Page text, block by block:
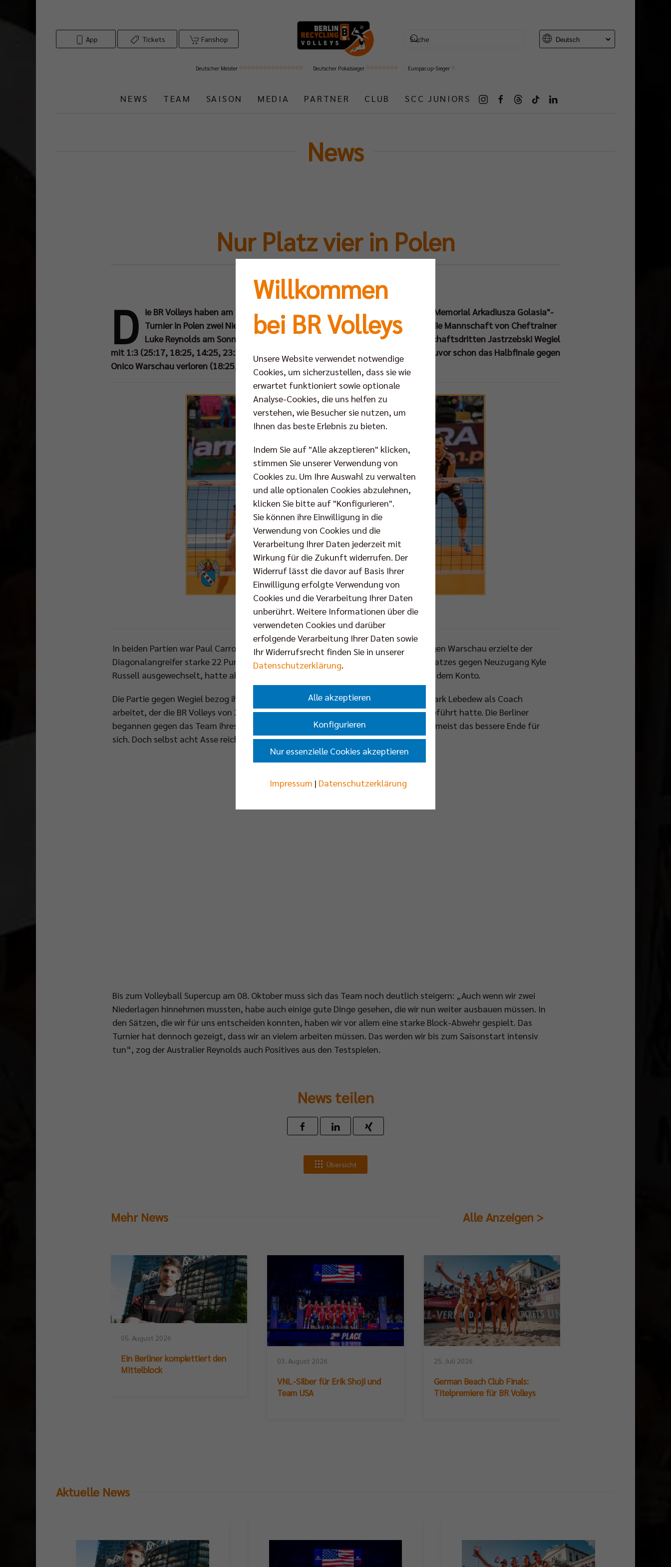
App Tickets Fanshop
Deutscher Meister Deutscher Pokalsieger Europacup-Sieger
NEWS TEAM SAISON MEDIA PARTNER CLUB SCC JUNIORS
News
Nur Platz vier in Polen
D ie BR Volleys haben am Wochenende (23. & 24. Sep) beim stark besetzten "Memorial Arkadiusza Golasia"-
Turnier in Polen zwei Niederlagen kassiert. Im Spiel um Platz drei unterlag die Mannschaft von Cheftrainer
Luke Reynolds am Sonntag in Murowana Goslina dem polnischen Meisterschaftsdritten Jastrzebski Wegiel
mit 1:3 (25:17, 18:25, 14:25, 23:25). Mit dem gleichen Ergebnis hatten die Berliner zuvor schon das Halbfinale gegen
Onico Warschau verloren (18:25, 28:30, 25:17, 19:25).
Foto: Murowana Goslina
In beiden Partien war Paul Carroll der erfolgreichste Angreifer bei den Berlinern. Gegen Warschau erzielte der
Diagonalangreifer starke 22 Punkte. Gegen Wegiel wurde er zum Ende des dritten Satzes gegen Neuzugang Kyle
Russell ausgewechselt, hatte aber bis zu diesem Zeitpunkt schon zwölf Zähler auf dem Konto.
Die Partie gegen Wegiel bezog ihren Reiz auch dadurch, dass beim Kontrahenten Mark Lebedew als Coach
arbeitet, der die BR Volleys von 2012 an dreimal nacheinander zur Meisterschaft geführt hatte. Die Berliner
begannen gegen das Team ihres Ex-Trainers stark, hatten bei langen Ballwechseln meist das bessere Ende für
sich. Doch selbst acht Asse reichten nicht für den Sieg.
Bis zum Volleyball Supercup am 08. Oktober muss sich das Team noch deutlich steigern: „Auch wenn wir zwei
Niederlagen hinnehmen mussten, habe auch einige gute Dinge gesehen, die wir nun weiter ausbauen müssen. In
den Sätzen, die wir für uns entscheiden konnten, haben wir vor allem eine starke Block-Abwehr gespielt. Das
Turnier hat dennoch gezeigt, dass wir an vielem arbeiten müssen. Das werden wir bis zum Saisonstart intensiv
tun“, zog der Australier Reynolds auch Positives aus den Testspielen.
News teilen
Übersicht
Mehr News Alle Anzeigen >
05. August 2026
Ein Berliner komplettiert den
Mittelblock
03. August 2026
VNL-Silber für Erik Shoji und
Team USA
25. Juli 2026
German Beach Club Finals:
Titelpremiere für BR Volleys
Aktuelle News
Willkommen
bei BR Volleys
Unsere Website verwendet notwendige
Cookies, um sicherzustellen, dass sie wie
erwartet funktioniert sowie optionale
Analyse-Cookies, die uns helfen zu
verstehen, wie Besucher sie nutzen, um
Ihnen das beste Erlebnis zu bieten.
Indem Sie auf "Alle akzeptieren" klicken,
stimmen Sie unserer Verwendung von
Cookies zu. Um Ihre Auswahl zu verwalten
und alle optionalen Cookies abzulehnen,
klicken Sie bitte auf "Konfigurieren".
Sie können ihre Einwilligung in die
Verwendung von Cookies und die
Verarbeitung Ihrer Daten jederzeit mit
Wirkung für die Zukunft widerrufen. Der
Widerruf lässt die davor auf Basis Ihrer
Einwilligung erfolgte Verwendung von
Cookies und die Verarbeitung Ihrer Daten
unberührt. Weitere Informationen über die
verwendeten Cookies und darüber
erfolgende Verarbeitung Ihrer Daten sowie
Ihr Widerrufsrecht finden Sie in unserer
Datenschutzerklärung.
Alle akzeptieren
Konfigurieren
Nur essenzielle Cookies akzeptieren
Impressum | Datenschutzerklärung